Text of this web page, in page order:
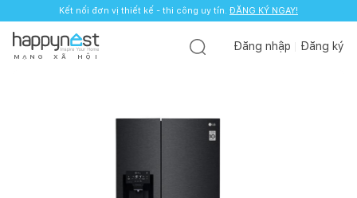
Kết nối đơn vị thiết kế - thi công uy tín. ĐĂNG KÝ NGAY!
M Ạ N G X Ã H Ộ I
Đăng nhập Đăng ký